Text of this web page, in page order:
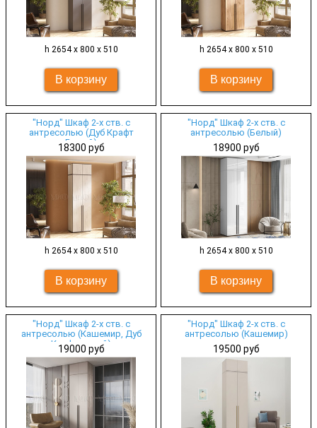
h 2654 х 800 х 510 h 2654 х 800 х 510
"Норд" Шкаф 2-х ств. с
антресолью (Дуб Крафт
Белый)
18300 руб
h 2654 х 800 х 510
"Норд" Шкаф 2-х ств. с
антресолью (Белый)
18900 руб
h 2654 х 800 х 510
"Норд" Шкаф 2-х ств. с
антресолью (Кашемир, Дуб
Крафт серый)
19000 руб
"Норд" Шкаф 2-х ств. с
антресолью (Кашемир)
19500 руб